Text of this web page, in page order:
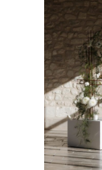
Côte
Mariage
Wedding